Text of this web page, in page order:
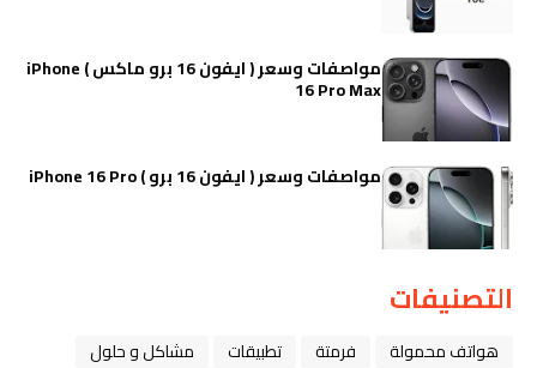
مواصفات وسعر ( ايفون 16 برو ماكس ) iPhone
16 Pro Max
مواصفات وسعر ( ايفون 16 برو ) iPhone 16 Pro
التصنيفات
هواتف محمولة فرمتة تطبيقات
مشاكل و حلول